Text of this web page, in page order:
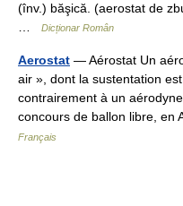
(înv.) băşică. (aerostat de
Dicționar Român
Aerostat — Aérostat Un
air », dont la sustentation
contrairement à un
concours de ballon libre,
Français